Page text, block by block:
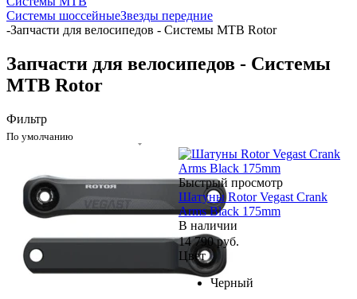
Системы шоссейныеЗвезды передние
-Запчасти для велосипедов - Системы MTB Rotor
Запчасти для велосипедов - Системы
MTB Rotor
Фильтр
По умолчанию
Быстрый просмотр
Шатуны Rotor Vegast Crank
Arms Black 175mm
В наличии
14 790руб.
Цвет
Черный